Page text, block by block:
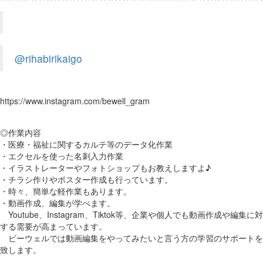
@rihabirikaigo
https://www.instagram.com/bewell_gram
◎作業内容
・医療・福祉に関するカルテ等のデータ化作業
・エクセルを使った名刺入力作業
・イラストレーターやフォトショップもお教えしますよ♪
・チラシ作りやポスター作成も行っています。
・時々、簡単な軽作業もあります。
・動画作成、編集が学べます。
Youtube、Instagram、Tiktok等、企業や個人でも動画作成や編集に対
する需要が高まっています。
ビーウェルでは動画編集をやってみたいと言う方の学習のサポートを
致します。